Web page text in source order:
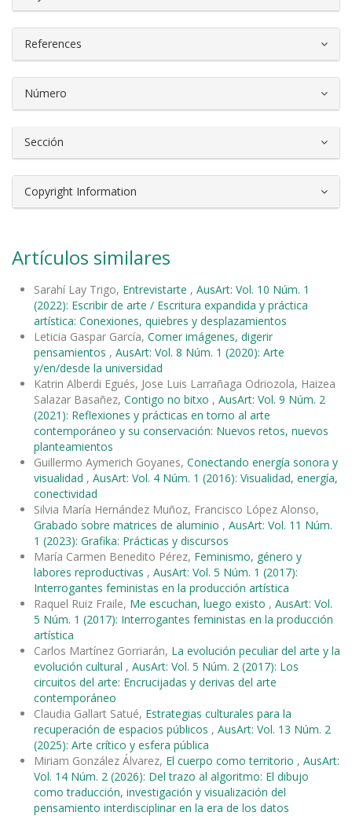
References
Número
Sección
Copyright Information
Artículos similares
Sarahí Lay Trigo, Entrevistarte , AusArt: Vol. 10 Núm. 1
(2022): Escribir de arte / Escritura expandida y práctica
artística: Conexiones, quiebres y desplazamientos
Leticia Gaspar García, Comer imágenes, digerir
pensamientos , AusArt: Vol. 8 Núm. 1 (2020): Arte
y/en/desde la universidad
Katrin Alberdi Egués, Jose Luis Larrañaga Odriozola, Haizea
Salazar Basañez, Contigo no bitxo , AusArt: Vol. 9 Núm. 2
(2021): Reflexiones y prácticas en torno al arte
contemporáneo y su conservación: Nuevos retos, nuevos
planteamientos
Guillermo Aymerich Goyanes, Conectando energía sonora y
visualidad , AusArt: Vol. 4 Núm. 1 (2016): Visualidad, energía,
conectividad
Silvia María Hernández Muñoz, Francisco López Alonso,
Grabado sobre matrices de aluminio , AusArt: Vol. 11 Núm.
1 (2023): Grafika: Prácticas y discursos
María Carmen Benedito Pérez, Feminismo, género y
labores reproductivas , AusArt: Vol. 5 Núm. 1 (2017):
Interrogantes feministas en la producción artística
Raquel Ruiz Fraile, Me escuchan, luego existo , AusArt: Vol.
5 Núm. 1 (2017): Interrogantes feministas en la producción
artística
Carlos Martínez Gorriarán, La evolución peculiar del arte y la
evolución cultural , AusArt: Vol. 5 Núm. 2 (2017): Los
circuitos del arte: Encrucijadas y derivas del arte
contemporáneo
Claudia Gallart Satué, Estrategias culturales para la
recuperación de espacios públicos , AusArt: Vol. 13 Núm. 2
(2025): Arte crítico y esfera pública
Miriam González Álvarez, El cuerpo como territorio , AusArt:
Vol. 14 Núm. 2 (2026): Del trazo al algoritmo: El dibujo
como traducción, investigación y visualización del
pensamiento interdisciplinar en la era de los datos